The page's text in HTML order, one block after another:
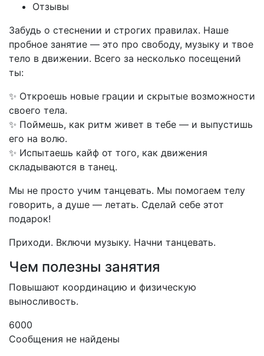
Отзывы
Забудь о стеснении и строгих правилах. Наше
пробное занятие — это про свободу, музыку и твое
тело в движении. Всего за несколько посещений
ты:
✨ Откроешь новые грации и скрытые возможности
своего тела.
✨ Поймешь, как ритм живет в тебе — и выпустишь
его на волю.
✨ Испытаешь кайф от того, как движения
складываются в танец.
Мы не просто учим танцевать. Мы помогаем телу
говорить, а душе — летать. Сделай себе этот
подарок!
Приходи. Включи музыку. Начни танцевать.
Чем полезны занятия
Повышают координацию и физическую
выносливость.
6000
Сообщения не найдены